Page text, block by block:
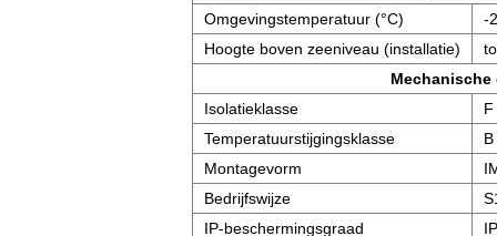
Omgevingstemperatuur (°C)
-
Hoogte boven zeeniveau (installatie)
Mechanische
Isolatieklasse
F
Temperatuurstijgingsklasse
B
Montagevorm
Bedrijfswijze
IP-beschermingsgraad